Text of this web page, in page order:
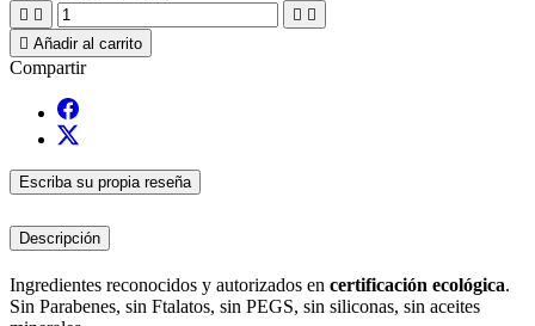
   
 Añadir al carrito
Compartir
Escriba su propia reseña
Descripción
Ingredientes reconocidos y autorizados en certificación ecológica.
Sin Parabenes, sin Ftalatos, sin PEGS, sin siliconas, sin aceites